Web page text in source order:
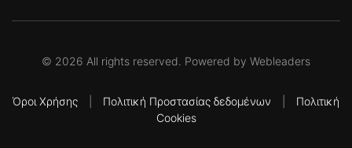
© 2026 All rights reserved. Powered by Webleaders
Όροι Χρήσης Πολιτική Προστασίας δεδομένων
Πολιτική
Cookies